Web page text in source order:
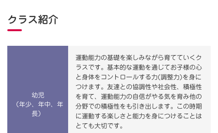
クラス紹介
幼児
（年少、年中、年
長）
運動能力の基礎を楽しみながら育てていくク
ラスです。基本的な運動を通じてお子様の心
と身体をコントロールする力(調整力)を身に
つけます。友達との協調性や社会性、積極性
を育て、運動能力の自信がやる気を育み他の
分野での積極性をも引き出します。この時期
に運動する楽しさと能力を身につけることは
とても大切です。